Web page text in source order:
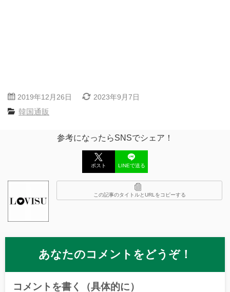
2019年12月26日 2023年9月7日
韓国通販
参考になったらSNSでシェア！
ポスト LINEで送る
この記事のタイトルとURLをコピーする
あなたのコメントをどうぞ！
コメントを書く（具体的に）